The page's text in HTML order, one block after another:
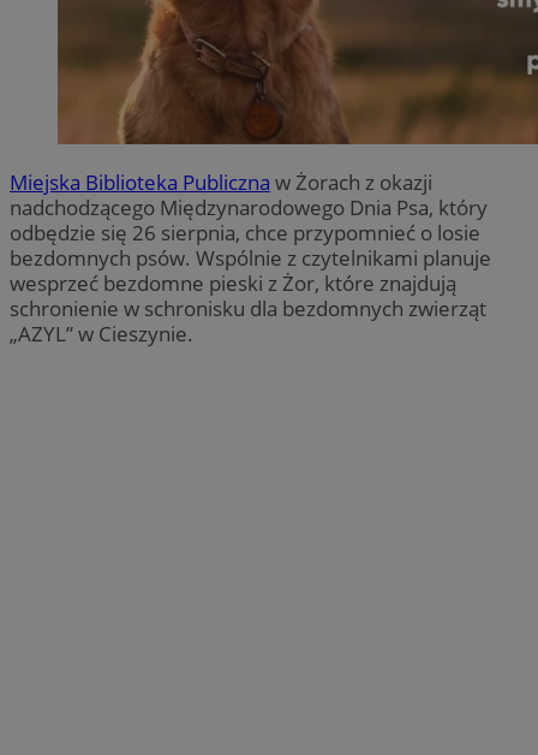
Miejska Biblioteka Publiczna w Żorach z okazji
nadchodzącego Międzynarodowego Dnia Psa, który
odbędzie się 26 sierpnia, chce przypomnieć o losie
bezdomnych psów. Wspólnie z czytelnikami planuje
wesprzeć bezdomne pieski z Żor, które znajdują
schronienie w schronisku dla bezdomnych zwierząt
„AZYL” w Cieszynie.